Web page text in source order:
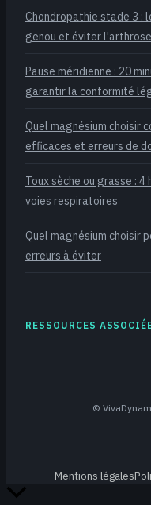
Chondropathie stade 3
genou et éviter l'arthrose
Pause méridienne : 20
garantir la conformité
Quel magnésium choisir
efficaces et erreurs de
Toux sèche ou grasse :
voies respiratoires
Quel magnésium choisir
erreurs à éviter
RESSOURCES
©
Mentions légales